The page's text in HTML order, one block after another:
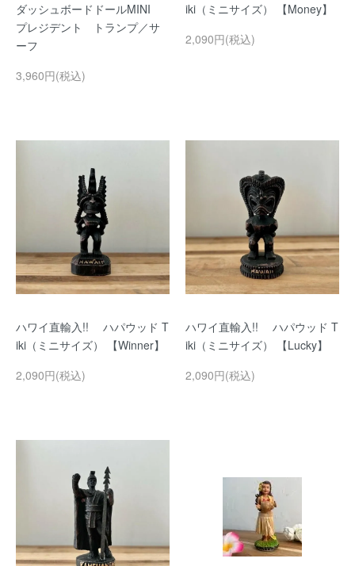
ダッシュボードドールMINI
プレジデント トランプ／サ
ーフ
3,960円(税込)
iki（ミニサイズ） 【Money】
2,090円(税込)
ハワイ直輸入!! ハパウッド T
iki（ミニサイズ） 【Winner】
2,090円(税込)
ハワイ直輸入!! ハパウッド T
iki（ミニサイズ） 【Lucky】
2,090円(税込)